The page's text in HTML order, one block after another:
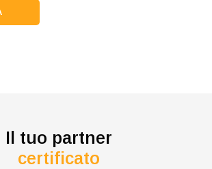
Il tuo partner
certificato